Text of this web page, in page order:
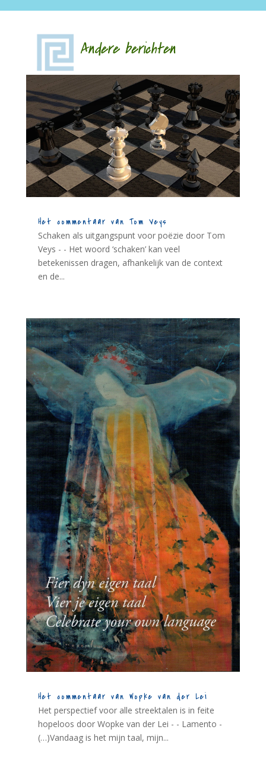
Andere berichten
Het commentaar van Tom Veys
Schaken als uitgangspunt voor poëzie door Tom
Veys - - Het woord ‘schaken’ kan veel
betekenissen dragen, afhankelijk van de context
en de...
Het commentaar van Wopke van der Lei
Het perspectief voor alle streektalen is in feite
hopeloos door Wopke van der Lei - - Lamento -
(…)Vandaag is het mijn taal, mijn...